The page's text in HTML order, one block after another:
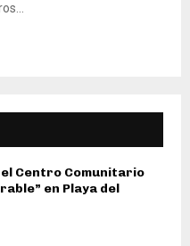
Centro Comunitario
en Playa del